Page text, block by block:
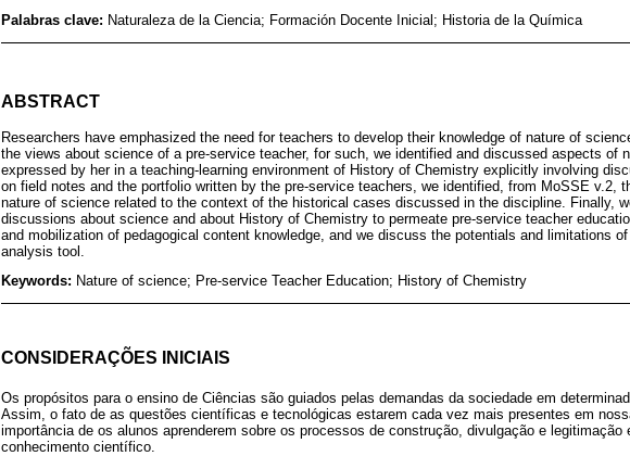
Palabras clave: Naturaleza de la Ciencia; Formación Docente Inicial; Historia de la Química
ABSTRACT
Researchers have emphasized the need for teachers to develop their knowledge of nature of
the views about science of a pre-service teacher, for such, we identified and discussed aspects of
expressed by her in a teaching-learning environment of History of Chemistry explicitly involving
on field notes and the portfolio written by the pre-service teachers, we identified, from MoSSE v.2,
nature of science related to the context of the historical cases discussed in the discipline. Finally,
discussions about science and about History of Chemistry to permeate pre-service teacher
and mobilization of pedagogical content knowledge, and we discuss the potentials and limitations
analysis tool.
Keywords: Nature of science; Pre-service Teacher Education; History of Chemistry
CONSIDERAÇÕES INICIAIS
Os propósitos para o ensino de Ciências são guiados pelas demandas da sociedade em
Assim, o fato de as questões científicas e tecnológicas estarem cada vez mais presentes em
importância de os alunos aprenderem sobre os processos de construção, divulgação e legitimação
conhecimento científico.